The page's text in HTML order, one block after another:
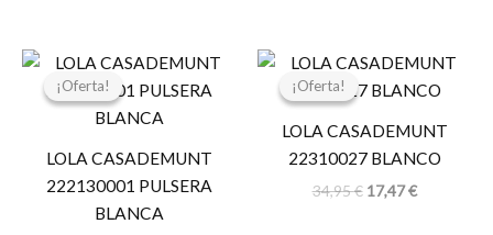
¡Oferta!
¡Oferta!
LOLA CASADEMUNT
222130001 PULSERA
BLANCA
El
original
era:
El
actual
¡Oferta!
¡Oferta!
LOLA CASADEMUNT
22310027 BLANCO
34,95€
El
original
34,95 €.
17,47€
El
actual
17,47 €.